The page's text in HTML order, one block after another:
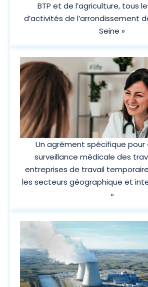
BTP et de l’agriculture, tous
d’activités de l’arrondissement
Seine »
Un agrément spécifique pour
surveillance médicale des
entreprises de travail
les secteurs géographique et
»